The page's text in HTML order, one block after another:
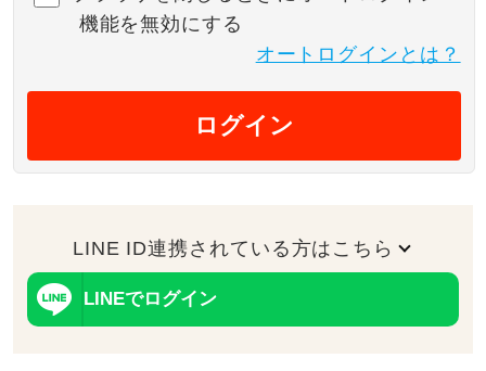
機能を無効にする
オートログインとは？
ログイン
LINE ID連携されている方はこちら
LINEでログイン